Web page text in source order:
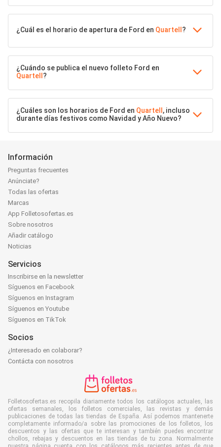
¿Cuál es el horario de apertura de Ford en Quartell ?
¿Cuándo se publica el nuevo folleto Ford en
Quartell ?
¿Cuáles son los horarios de Ford en Quartell , incluso
durante días festivos como Navidad y Año Nuevo?
Información
Preguntas frecuentes
Anúnciate?
Todas las ofertas
Marcas
App Folletosofertas.es
Sobre nosotros
Añadir catálogo
Noticias
Servicios
Inscribirse en la newsletter
Síguenos en Facebook
Síguenos en Instagram
Síguenos en Youtube
Síguenos en TikTok
Socios
¿Interesado en colaborar?
Contácta con nosotros
Folletosofertas.es recopila diariamente todos los catálogos actuales, las
ofertas semanales, los folletos comerciales, las revistas y demás
publicaciones de todas las tiendas de España. Así podemos mantenerte
completamente informado/a sobre las promociones de los folletos, los
descuentos y las ofertas que te interesan y también puedes encontrar
chollos, rebajas y descuentos en las tiendas de tu zona. Normalmente